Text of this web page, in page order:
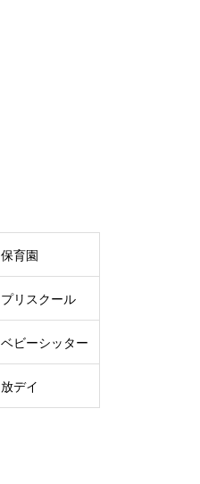
保育園
プリスクール
ベビーシッター
放デイ